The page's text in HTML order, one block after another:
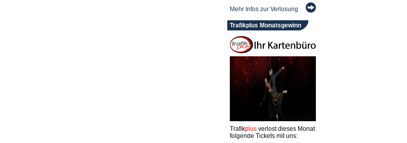
Mehr Infos zur Verlosung
Trafikplus Monatsgewinn
Trafikplusverlost dieses Monat
folgende Tickets mit uns: